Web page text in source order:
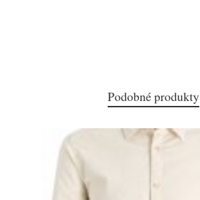
Podobné produkty